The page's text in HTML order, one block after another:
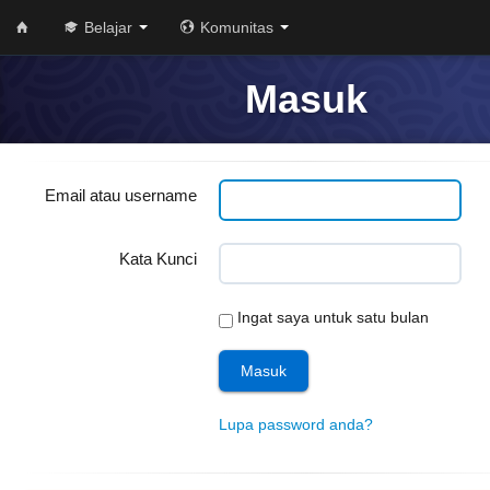
Belajar Komunitas
Masuk
Email atau username
Kata Kunci
Ingat saya untuk satu bulan
Lupa password anda?